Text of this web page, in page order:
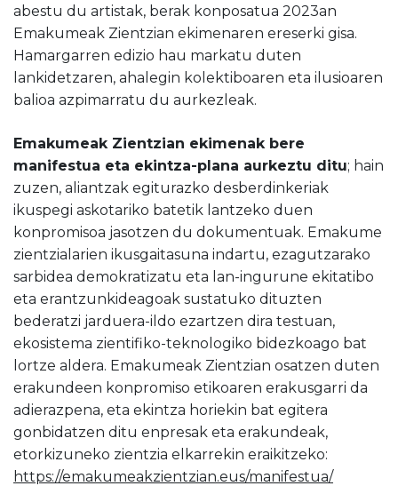
abestu du artistak, berak konposatua 2023an
Emakumeak Zientzian ekimenaren ereserki gisa.
Hamargarren edizio hau markatu duten
lankidetzaren, ahalegin kolektiboaren eta ilusioaren
balioa azpimarratu du aurkezleak.
Emakumeak Zientzian ekimenak bere
manifestua eta ekintza-plana aurkeztu ditu; hain
zuzen, aliantzak egiturazko desberdinkeriak
ikuspegi askotariko batetik lantzeko duen
konpromisoa jasotzen du dokumentuak. Emakume
zientzialarien ikusgaitasuna indartu, ezagutzarako
sarbidea demokratizatu eta lan-ingurune ekitatibo
eta erantzunkideagoak sustatuko dituzten
bederatzi jarduera-ildo ezartzen dira testuan,
ekosistema zientifiko-teknologiko bidezkoago bat
lortze aldera. Emakumeak Zientzian osatzen duten
erakundeen konpromiso etikoaren erakusgarri da
adierazpena, eta ekintza horiekin bat egitera
gonbidatzen ditu enpresak eta erakundeak,
etorkizuneko zientzia elkarrekin eraikitzeko:
https://emakumeakzientzian.eus/manifestua/